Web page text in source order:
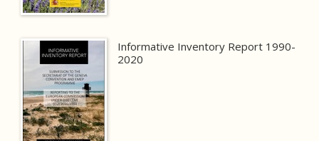
Informative Inventory Report 1990-
2020